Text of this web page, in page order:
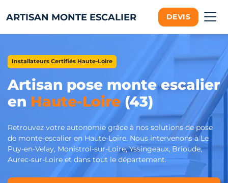
ARTISAN MONTE ESCALIER DEVIS
Installateurs Certifiés Haute-Loire
Artisan pose monte escalier
en Haute-Loire(43)
Retrouvez votre autonomie grâce à nos solutions de pose
de monte-escalier en Haute-Loire. Nous intervenons à Le
Puy-en-Velay, Monistrol-sur-Loire, Yssingeaux, Brioude,
Aurec-sur-Loire et dans tout le département.